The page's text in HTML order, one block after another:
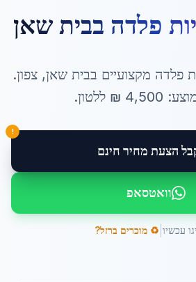
פלדה בבית שאן
פלדה מקצועיים בבית שאן,צפון.
4,500 ₪ ללטון.
הצעת מחיר חינם
!
וואטסאפ
עכשיו ♻️ מוכרים ברזל?